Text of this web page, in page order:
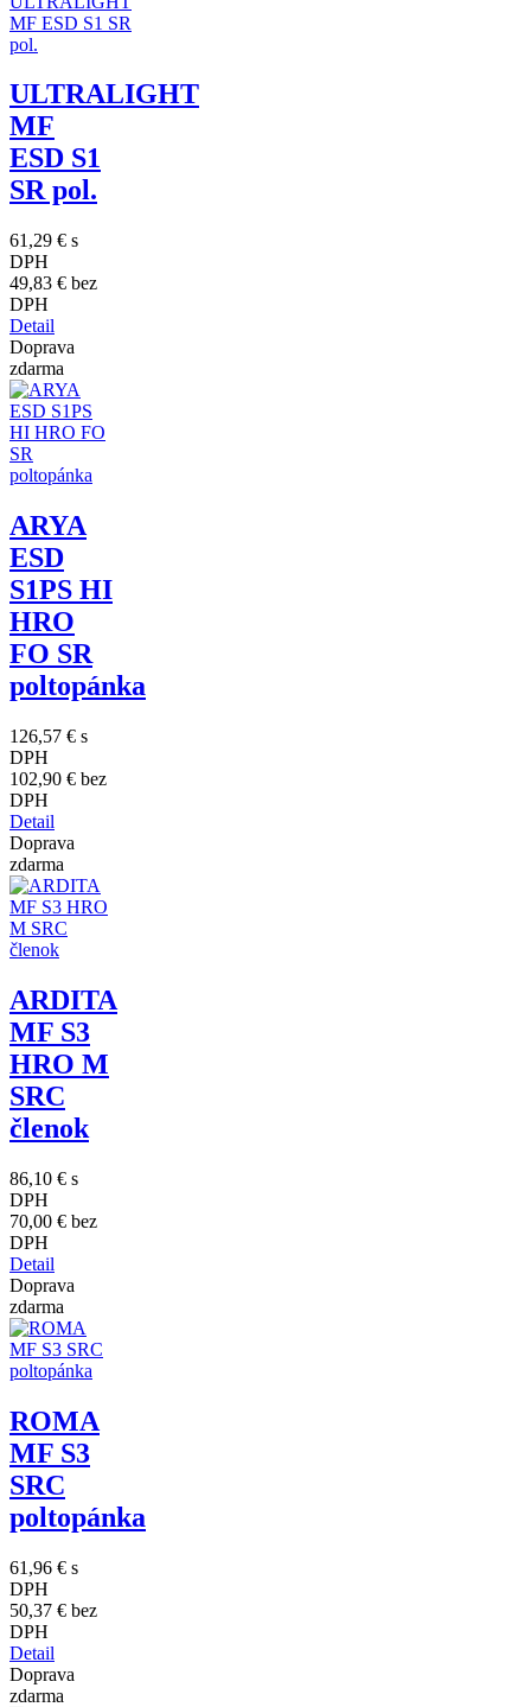
ULTRALIGHT
MF
ESD S1
SR pol.
61,29 € s
DPH
49,83 € bez
DPH
Detail
Doprava
zdarma
ARYA
ESD
S1PS HI
HRO
FO SR
poltopánka
126,57 € s
DPH
102,90 € bez
DPH
Detail
Doprava
zdarma
ARDITA
MF S3
HRO M
SRC
členok
86,10 € s
DPH
70,00 € bez
DPH
Detail
Doprava
zdarma
ROMA
MF S3
SRC
poltopánka
61,96 € s
DPH
50,37 € bez
DPH
Detail
Doprava
zdarma